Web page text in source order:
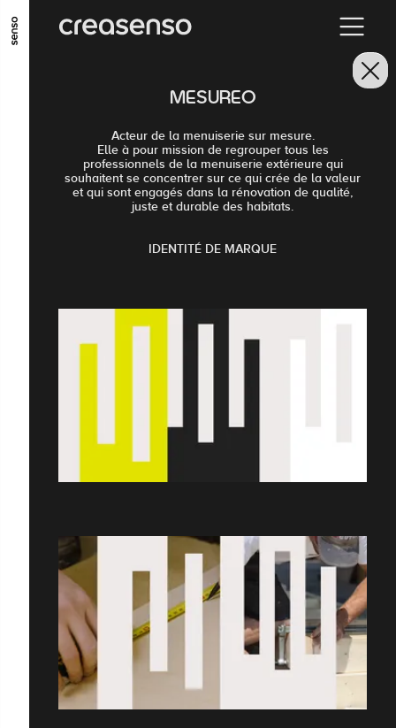
ALLER AU CONTENU PRINCIPAL
ALLER EN BAS DE PAGEMESUREO
Acteur de la menuiserie sur mesure.
Elle à pour mission de regrouper tous les
professionnels de la menuiserie extérieure qui
souhaitent se concentrer sur ce qui crée de la valeur
et qui sont engagés dans la rénovation de qualité,
juste et durable des habitats.
IDENTITÉ DE MARQUE